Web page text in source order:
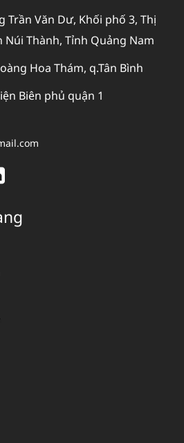
Trần Văn Dư, Khối phố 3, Thị
Thành, Tỉnh Quảng Nam
Hoa Thám, q.Tân Bình
Biên phủ quận 1